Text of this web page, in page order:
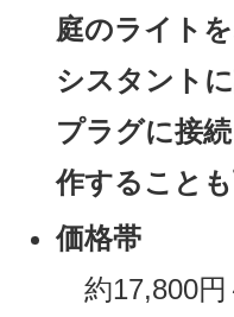
庭のライト
シスタント
プラグに接
作すること
価格帯
約17,800円